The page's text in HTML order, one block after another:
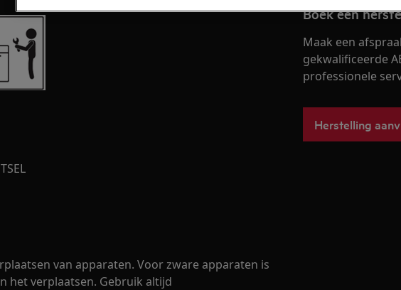
van apparaten. Voor zware apparaten is
het verplaatsen. Gebruik altijd
Boek een
Maak een
gekwalificeerde
professionele
Herstelling